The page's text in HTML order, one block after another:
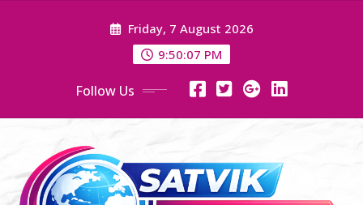
Friday, 7 August 2026
9:50:08 PM
Follow Us